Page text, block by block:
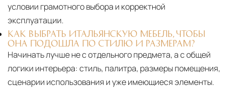
условии грамотного выбора и корректной
эксплуатации.
КАК ВЫБРАТЬ ИТАЛЬЯНСКУЮ МЕБЕЛЬ, ЧТОБЫ
ОНА ПОДОШЛА ПО СТИЛЮ И РАЗМЕРАМ?
Начинать лучше не с отдельного предмета, а с общей
логики интерьера: стиль, палитра, размеры помещения,
сценарии использования и уже имеющиеся элементы.